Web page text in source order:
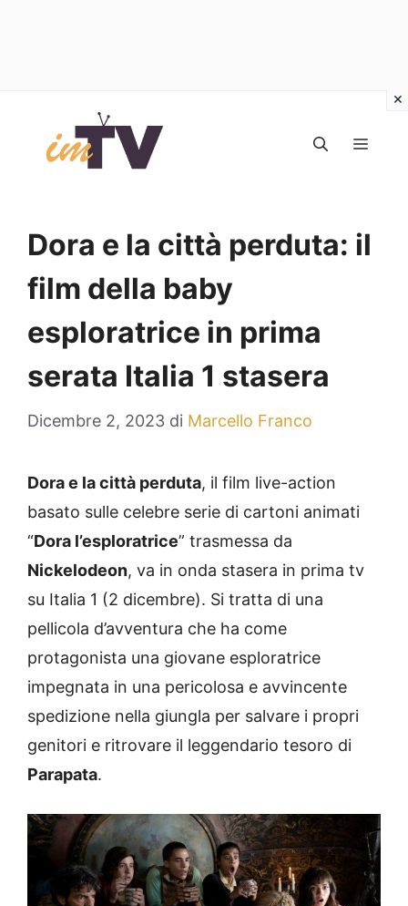
contenuto
Dora e la città perduta: il
film della baby
esploratrice in prima
serata Italia 1 stasera
Dicembre 2, 2023 di Marcello Franco
Dora e la città perduta, il film live-action
basato sulle celebre serie di cartoni animati
“Dora l’esploratrice” trasmessa da
Nickelodeon, va in onda stasera in prima tv
su Italia 1 (2 dicembre). Si tratta di una
pellicola d’avventura che ha come
protagonista una giovane esploratrice
impegnata in una pericolosa e avvincente
spedizione nella giungla per salvare i propri
genitori e ritrovare il leggendario tesoro di
Parapata.